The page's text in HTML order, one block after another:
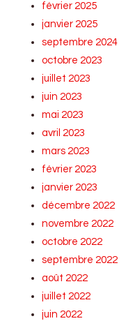
février 2025
janvier 2025
septembre 2024
octobre 2023
juillet 2023
juin 2023
mai 2023
avril 2023
mars 2023
février 2023
janvier 2023
décembre 2022
novembre 2022
octobre 2022
septembre 2022
août 2022
juillet 2022
juin 2022